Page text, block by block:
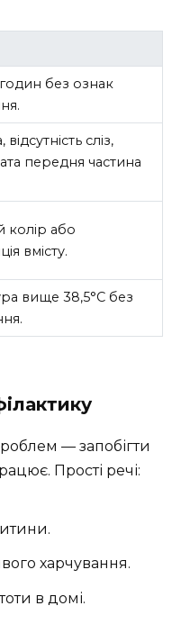
без ознак
сліз,
передня частина
колір або
вмісту.
вище 38,5°C без
— запобігти
Прості речі:
харчування.
в домі.